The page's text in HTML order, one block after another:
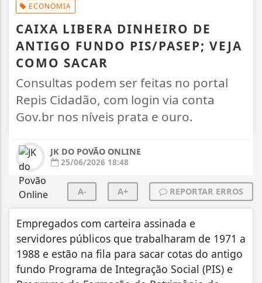
ECONOMIA
CAIXA LIBERA DINHEIRO DE
ANTIGO FUNDO PIS/PASEP; VEJA
COMO SACAR
Consultas podem ser feitas no portal
Repis Cidadão, com login via conta
Gov.br nos níveis prata e ouro.
JK DO POVÃO ONLINE
25/06/2026 18:48
A- A+ REPORTAR ERROS
Empregados com carteira assinada e
servidores públicos que trabalharam de 1971 a
1988 e estão na fila para sacar cotas do antigo
fundo Programa de Integração Social (PIS) e